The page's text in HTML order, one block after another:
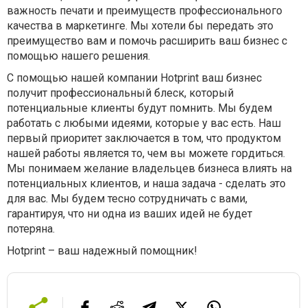
важность печати и преимуществ профессионального
качества в маркетинге. Мы хотели бы передать это
преимущество вам и помочь расширить ваш бизнес с
помощью нашего решения.
С помощью нашей компании Hotprint ваш бизнес
получит профессиональный блеск, который
потенциальные клиенты будут помнить. Мы будем
работать с любыми идеями, которые у вас есть. Наш
первый приоритет заключается в том, что продуктом
нашей работы является то, чем вы можете гордиться.
Мы понимаем желание владельцев бизнеса влиять на
потенциальных клиентов, и наша задача - сделать это
для вас. Мы будем тесно сотрудничать с вами,
гарантируя, что ни одна из ваших идей не будет
потеряна.
Hotprint – ваш надежный помощник!